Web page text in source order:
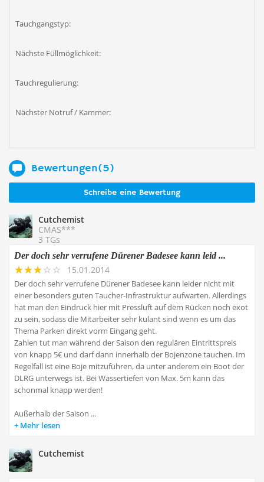
Tauchgangstyp:
Nächste Füllmöglichkeit:
Tauchregulierung:
Nächster Notruf / Kammer:
Bewertungen(5)
Schreibe eine Bewertung
Cutchemist
CMAS***
3 TGs
Der doch sehr verrufene Dürener Badesee kann leid ...
15.01.2014
Der doch sehr verrufene Dürener Badesee kann leider nicht mit
einer besonders guten Taucher-Infrastruktur aufwarten. Allerdings
hat man den Eindruck hier mit Pressluft auf dem Rücken noch exot
zu sein, sodass die Mitarbeiter sehr kulant sind wenn es um das
Thema Parken direkt vorm Eingang geht.
Zahlen tut man während der Saison den regulären Eintrittspreis
von knapp 5€ und darf dann innerhalb der Bojenzone tauchen. Im
Regelfall ist eine Boje mitzuführen, da unter anderem ein Boot der
DLRG unterwegs ist. Bei Wassertiefen von Max. 5m kann das
schonmal knapp werden!
Außerhalb der Saison ...
Mehr lesen
Cutchemist